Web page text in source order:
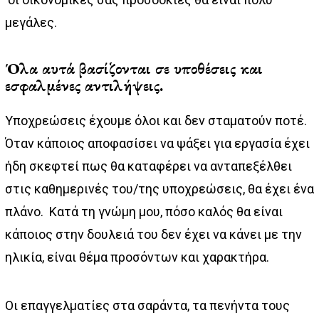
μεγάλες.
Όλα αυτά βασίζονται σε υποθέσεις και
εσφαλμένες αντιλήψεις.
Υποχρεώσεις έχουμε όλοι και δεν σταματούν ποτέ.
Όταν κάποιος αποφασίσει να ψάξει για εργασία έχει
ήδη σκεφτεί πως θα καταφέρει να ανταπεξέλθει
στις καθημερινές του/της υποχρεώσεις, θα έχει ένα
πλάνο. Κατά τη γνώμη μου, πόσο καλός θα είναι
κάποιος στην δουλειά του δεν έχει να κάνει με την
ηλικία, είναι θέμα προσόντων και χαρακτήρα.
Οι επαγγελματίες στα σαράντα, τα πενήντα τους